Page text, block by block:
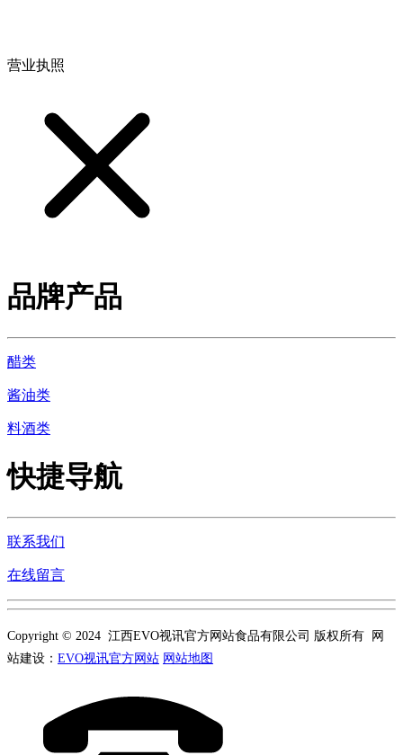
营业执照
品牌产品
醋类
酱油类
料酒类
快捷导航
联系我们
在线留言
Copyright © 2024 江西EVO视讯官方网站食品有限公司 版权所有 网
站建设： EVO视讯官方网站 网站地图